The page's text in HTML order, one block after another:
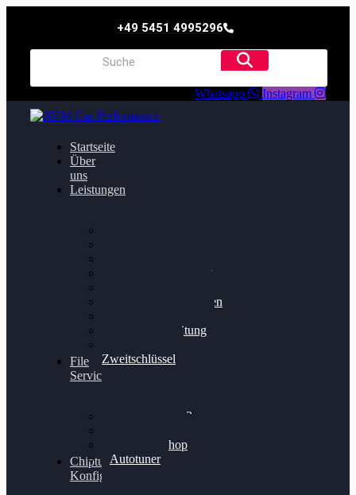
+49 5451 4995296
Whatsapp Instagram
Startseite
Über
uns
Leistungen
Getriebeoptimierung
Bremsscheiben planen
Felgenaufbereitung
Zweitschlüssel
File
Service
Alientech Kess3
Alientech Shop
Autotuner
Chiptuning
Konfigurator